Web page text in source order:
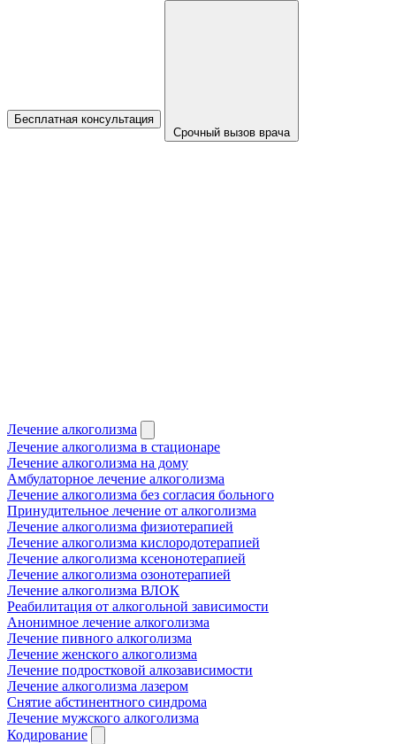
Бесплатная консультация
Срочный вызов врача
Лечение алкоголизма
Лечение алкоголизма в стационаре
Лечение алкоголизма на дому
Амбулаторное лечение алкоголизма
Лечение алкоголизма без согласия больного
Принудительное лечение от алкоголизма
Лечение алкоголизма физиотерапией
Лечение алкоголизма кислородотерапией
Лечение алкоголизма ксенонотерапией
Лечение алкоголизма озонотерапией
Лечение алкоголизма ВЛОК
Реабилитация от алкогольной зависимости
Анонимное лечение алкоголизма
Лечение пивного алкоголизма
Лечение женского алкоголизма
Лечение подростковой алкозависимости
Лечение алкоголизма лазером
Снятие абстинентного синдрома
Лечение мужского алкоголизма
Кодирование